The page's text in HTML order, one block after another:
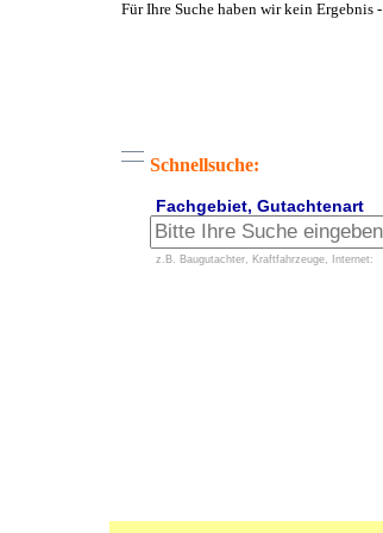
Schnellsuche:
Fachgebiet, Gutachtenart
z.B. Baugutachter, Kraftfahrzeuge, Internet:
Für Ihre Suche haben wir kein Ergebnis -